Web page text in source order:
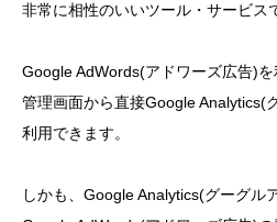
非常に相性のいいツール・サービス
Google AdWords(アドワーズ広告)
管理画面から直接Google Analytics(
利用できます。
しかも、Google Analytics(グーグル